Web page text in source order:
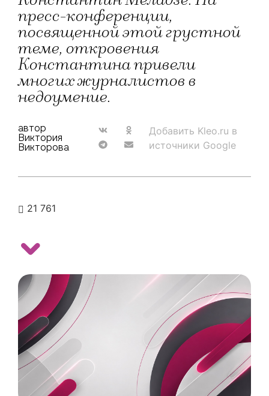
пресс-конференции,
посвященной этой грустной
теме, откровения
Константина привели
многих журналистов в
недоумение.
автор
Виктория
Викторова
Добавить Kleo.ru в
источники Google
21 761